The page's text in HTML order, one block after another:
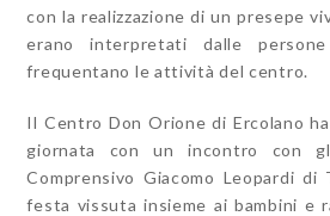
con la realizzazione di un presepe
erano interpretati dalle
frequentano le attività del centro.
Il Centro Don Orione di Ercolano
giornata con un incontro con
Comprensivo Giacomo Leopardi di
festa vissuta insieme ai bambini e